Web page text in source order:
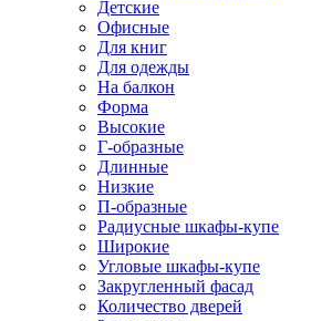
Детские
Офисные
Для книг
Для одежды
На балкон
Форма
Высокие
Г-образные
Длинные
Низкие
П-образные
Радиусные шкафы-купе
Широкие
Угловые шкафы-купе
Закругленный фасад
Количество дверей